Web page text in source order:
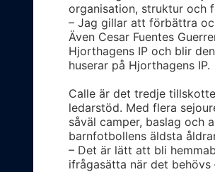
organisation, struktur och
– Jag gillar att förbättra
Även Cesar Fuentes
Hjorthagens IP och blir
huserar på Hjorthagens IP.
Calle är det tredje
ledarstöd. Med flera
såväl camper, baslag och
barnfotbollens äldsta
– Det är lätt att bli
ifrågasätta när det